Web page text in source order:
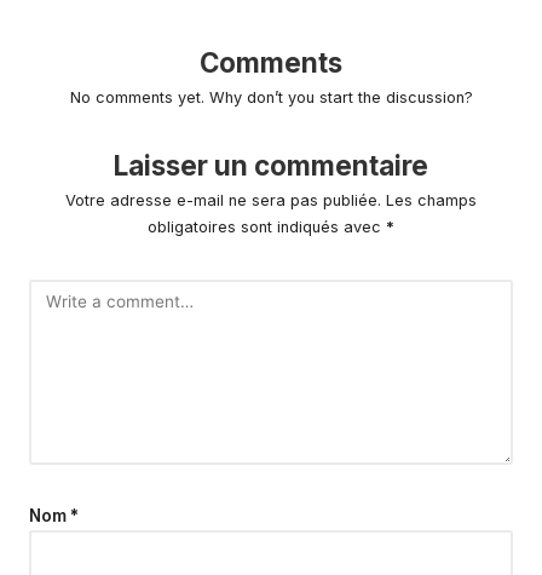
Comments
No comments yet. Why don’t you start the discussion?
Laisser un commentaire
Votre adresse e-mail ne sera pas publiée. Les champs
obligatoires sont indiqués avec *
Nom *